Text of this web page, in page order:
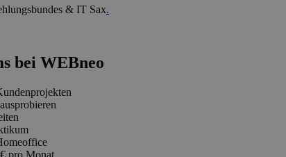
& IT Sax.
bei WEBneo
pro Monat